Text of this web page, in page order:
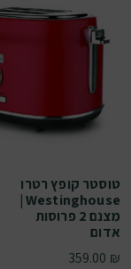
טוסטר קופץ רטרו
Westinghouse |
מצנם 2 פרוסות
אדום
359.00 ₪